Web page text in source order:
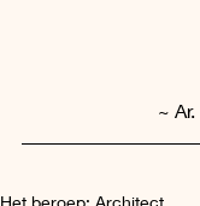
~ Ar.